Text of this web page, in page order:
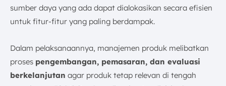
sumber daya yang ada dapat dialokasikan secara efisien
untuk fitur-fitur yang paling berdampak.
Dalam pelaksanaannya, manajemen produk melibatkan
proses pengembangan, pemasaran, dan evaluasi
berkelanjutan agar produk tetap relevan di tengah